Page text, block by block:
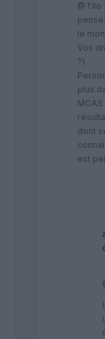
@Tilo
le
Vos
?)
plus
dont
est